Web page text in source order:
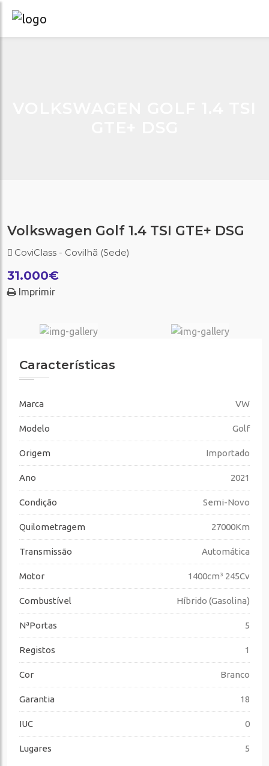
Volkswagen Golf 1.4 TSI GTE+ DSG
CoviClass - Covilhã (Sede)
31.000€
Imprimir
Características
Marca VW
Modelo Golf
Origem Importado
Ano 2021
Condição Semi-Novo
Quilometragem 27000Km
Transmissão Automática
Motor 1400cm³ 245Cv
Combustível Híbrido (Gasolina)
NªPortas 5
Registos 1
Cor Branco
Garantia 18
IUC 0
Lugares 5